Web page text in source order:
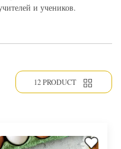
и учеников.
12 PRODUCT